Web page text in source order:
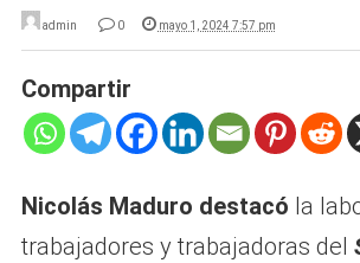
admin 0 mayo 1, 2024 7:57 pm
Compartir
Nicolás Maduro destacó la
trabajadores y trabajadoras del